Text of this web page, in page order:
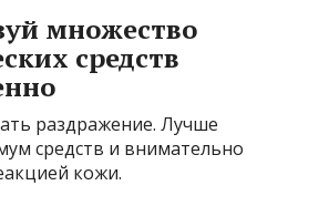
множество
средств
раздражение. Лучше
средств и внимательно
кожи.